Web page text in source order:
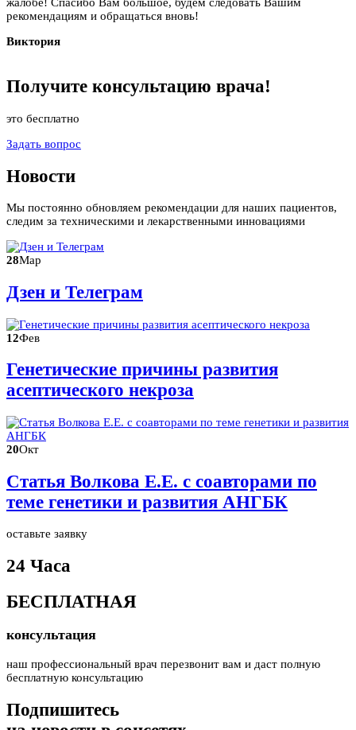
рекомендациям и обращаться вновь!
Виктория
Получите консультацию врача!
это бесплатно
Задать вопрос
Новости
Мы постоянно обновляем рекомендации для наших пациентов,
следим за техническими и лекарственными инновациями
28Мар
Дзен и Телеграм
12Фев
Генетические причины развития
асептического некроза
20Окт
Статья Волкова Е.Е. с соавторами по
теме генетики и развития АНГБК
оставьте заявку
24 Часа
БЕСПЛАТНАЯ
консультация
наш профессиональный врач перезвонит вам и даст полную
бесплатную консультацию
Подпишитесь